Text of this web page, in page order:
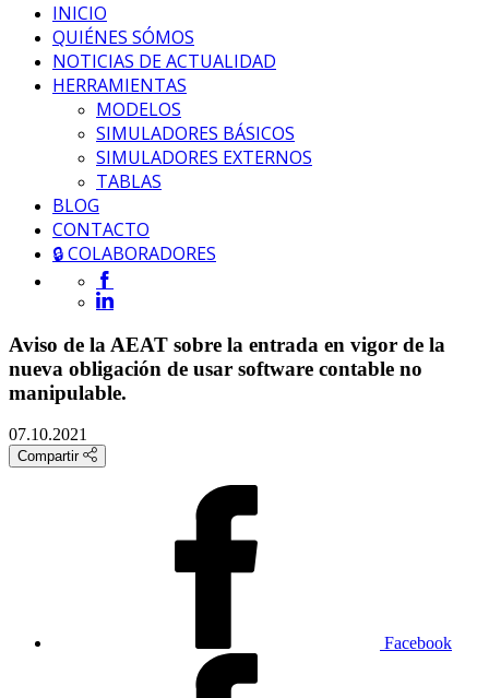
INICIO
QUIÉNES SÓMOS
NOTICIAS DE ACTUALIDAD
HERRAMIENTAS
MODELOS
SIMULADORES BÁSICOS
SIMULADORES EXTERNOS
TABLAS
BLOG
CONTACTO
🔒 COLABORADORES
Aviso de la AEAT sobre la entrada en vigor de la
nueva obligación de usar software contable no
manipulable.
07.10.2021
Compartir
Facebook